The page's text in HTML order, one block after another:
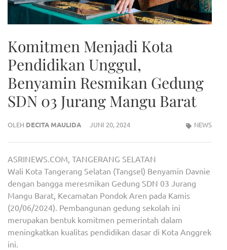
Komitmen Menjadi Kota
Pendidikan Unggul,
Benyamin Resmikan Gedung
SDN 03 Jurang Mangu Barat
OLEH DECITA MAULIDA JUNI 20, 2024 NEWS
ASRINEWS.COM, TANGERANG SELATAN
Wali Kota Tangerang Selatan (Tangsel) Benyamin Davnie
dengan bangga meresmikan Gedung SDN 03 Jurang
Mangu Barat, Kecamatan Pondok Aren pada Kamis
(20/06/2024). Pembangunan gedung sekolah ini
merupakan bentuk komitmen pemerintah dalam
meningkatkan kualitas pendidikan dasar di Kota Anggrek
ini.